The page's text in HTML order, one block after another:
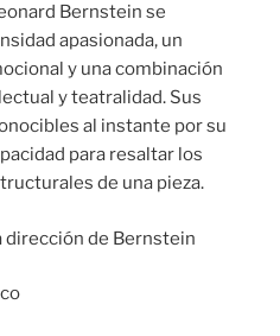
Bernstein se
apasionada, un
y una combinación
y teatralidad. Sus
al instante por su
para resaltar los
de una pieza.
dirección de Bernstein